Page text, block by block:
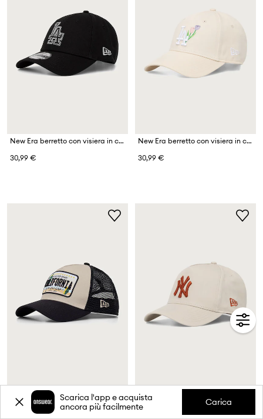
New Era berretto con visiera in cotone METALLIC OUTLINE 9FORTY®
30,99 €
New Era berretto con visiera in cotone FLOWER ICON 9FORTY®
30,99 €
32,99 €
New Era cappello da baseball in cotone LEAGUE ESS E-FRAME
32,99 €
Scarica l'app e acquista
ancora più facilmente
Carica